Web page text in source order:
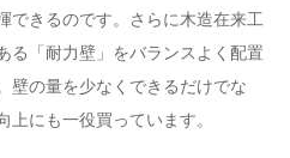
できるのです。さらに木造在来工
る「耐力壁」をバランスよく配置
壁の量を少なくできるだけでな
にも一役買っています。